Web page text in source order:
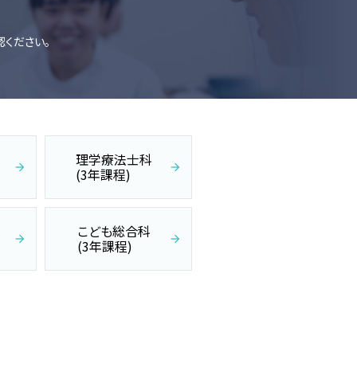
ださい。
理学療法士科
(3年課程)
こども総合科
(3年課程)